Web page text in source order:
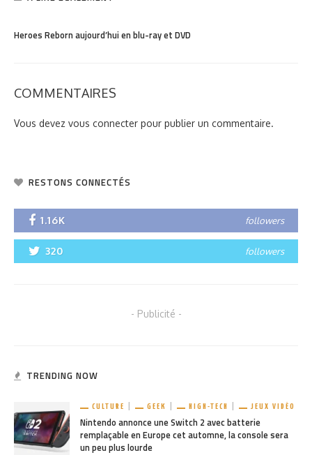
Heroes Reborn aujourd’hui en blu-ray et DVD
COMMENTAIRES
Vous devez vous connecter pour publier un commentaire.
RESTONS CONNECTÉS
1.16K followers
320 followers
- Publicité -
TRENDING NOW
CULTURE GEEK HIGH-TECH JEUX VIDÉO
Nintendo annonce une Switch 2 avec batterie
remplaçable en Europe cet automne, la console sera
un peu plus lourde